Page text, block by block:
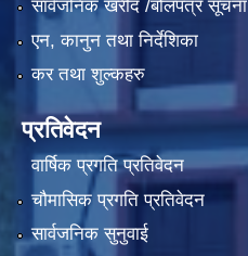
सार्वजनिक खरीद /बोलपत्र सूचना
एन, कानुन तथा निर्देशिका
कर तथा शुल्कहरु
प्रतिवेदन
वार्षिक प्रगति प्रतिवेदन
चौमासिक प्रगति प्रतिवेदन
सार्वजनिक सुनुवाई